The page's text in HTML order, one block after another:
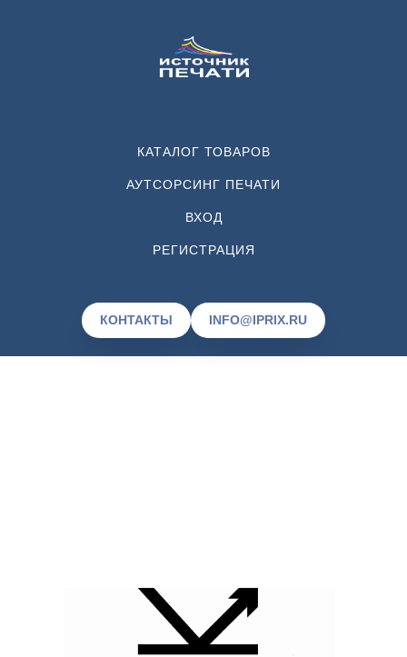
КАТАЛОГ ТОВАРОВ
АУТСОРСИНГ ПЕЧАТИ
ВХОД
РЕГИСТРАЦИЯ
КОНТАКТЫ INFO@IPRIX.RU